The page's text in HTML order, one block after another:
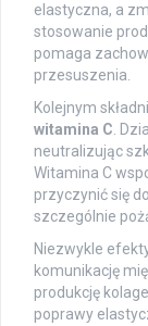
elastyczna, a
stosowanie
pomaga
przesuszenia.
Kolejnym
witamina C.
neutralizując
Witamina C
przyczynić się
szczególnie
Niezwykle
komunikację
produkcję
poprawy